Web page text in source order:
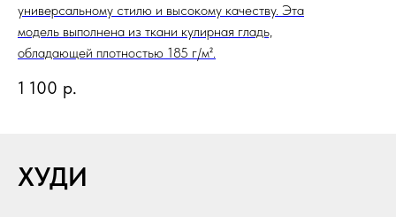
универсальному стилю и высокому качеству. Эта
модель выполнена из ткани кулирная гладь,
обладающей плотностью 185 г/м².
1 100 р.
ХУДИ